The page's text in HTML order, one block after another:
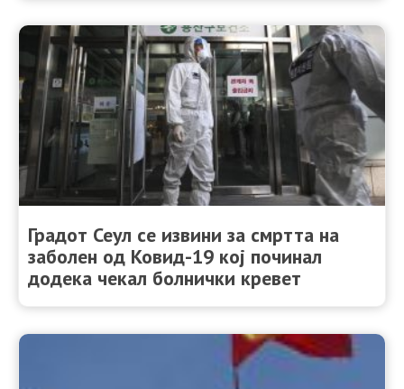
Градот Сеул се извини за смртта на
заболен од Ковид-19 кој починал
додека чекал болнички кревет